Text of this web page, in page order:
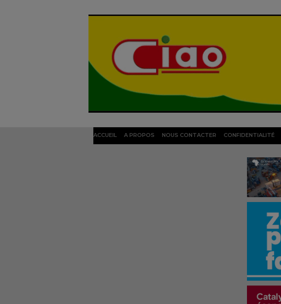
ACCUEIL A PROPOS NOUS CONTACTER CONFIDENTIALITÉ